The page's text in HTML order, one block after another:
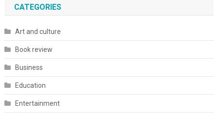
CATEGORIES
Art and culture
Book review
Business
Education
Entertainment